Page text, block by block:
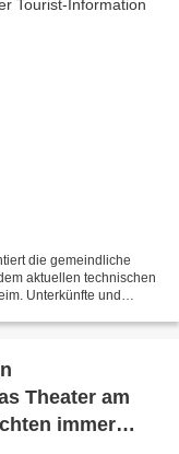
die gemeindliche
aktuellen technischen
Unterkünfte und
Theater am
immer